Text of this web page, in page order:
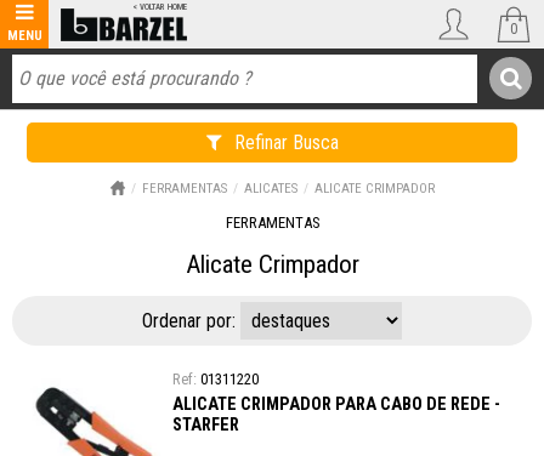
Refinar Busca
0
FERRAMENTAS ALICATES ALICATE CRIMPADOR
FERRAMENTAS
Alicate Crimpador
Ordenar por:
01311220
ALICATE CRIMPADOR PARA CABO DE REDE -
STARFER